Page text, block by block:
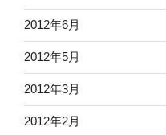
2012年6月
2012年5月
2012年3月
2012年2月